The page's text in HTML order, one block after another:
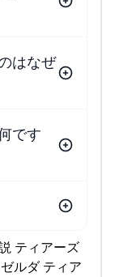
はなぜ
です
ティアーズ
ルダ ティア